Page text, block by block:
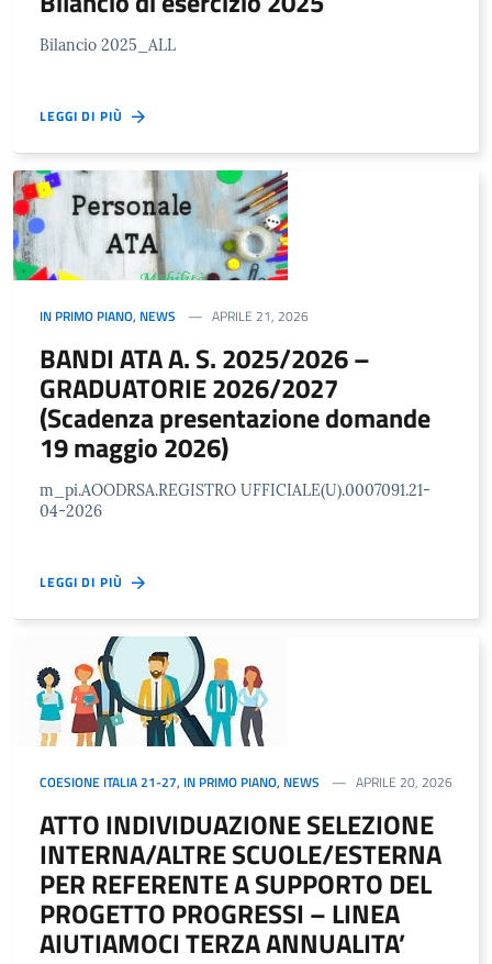
Bilancio 2025_ALL
LEGGI DI PIÙ
IN PRIMO PIANO, NEWS APRILE 21, 2026
BANDI ATA A. S. 2025/2026 –
GRADUATORIE 2026/2027
(Scadenza presentazione domande
19 maggio 2026)
m_pi.AOODRSA.REGISTRO UFFICIALE(U).0007091.21-
04-2026
LEGGI DI PIÙ
COESIONE ITALIA 21-27, IN PRIMO PIANO, NEWS APRILE 20, 2026
ATTO INDIVIDUAZIONE SELEZIONE
INTERNA/ALTRE SCUOLE/ESTERNA
PER REFERENTE A SUPPORTO DEL
PROGETTO PROGRESSI – LINEA
AIUTIAMOCI TERZA ANNUALITA’